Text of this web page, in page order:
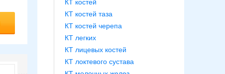
КТ костей
КТ костей таза
КТ костей черепа
КТ легких
КТ лицевых костей
КТ локтевого сустава